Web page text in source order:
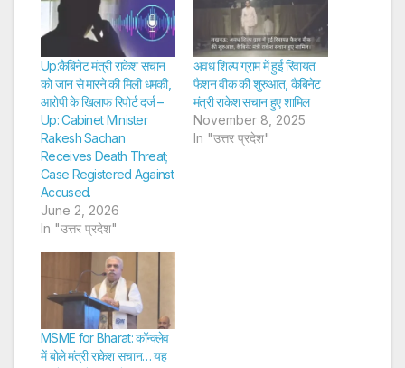
Up:कैबिनेट मंत्री राकेश सचान
को जान से मारने की मिली धमकी,
आरोपी के खिलाफ रिपोर्ट दर्ज –
Up: Cabinet Minister
Rakesh Sachan
Receives Death Threat;
Case Registered Against
Accused.
June 2, 2026
In "उत्तर प्रदेश"
अवध शिल्प ग्राम में हुई रिवायत
फैशन वीक की शुरुआत, कैबिनेट
मंत्री राकेश सचान हुए शामिल
November 8, 2025
In "उत्तर प्रदेश"
MSME for Bharat: कॉन्क्लेव
में बोले मंत्री राकेश सचान… यह